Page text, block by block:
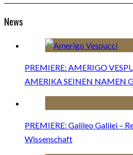
News
PREMIERE: AMERIGO
AMERIKA SEINEN NAMEN
PREMIERE: Galileo Galilei –
Wissenschaft